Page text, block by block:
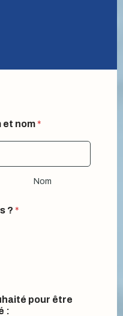
et nom *
Nom
? *
pour être
: